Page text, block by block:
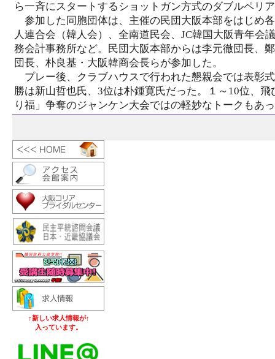
ら一斉にスタートするショットガン方式のダブルペリ
参加した同胞団体は、主催の民団大阪本部をはじめ
人連合会（韓人会）、全南道民会、JC韓国大阪青年会
務会計事務所など。民団大阪本部からは李元徹団長、
団長、朴良基・大阪韓商会長らが参加した。
プレー後、クラブハウスで行われた懇親会では表彰
勝は新山哲也氏、3位は朴鍾寛氏だった。１～10位、
り福」争奪のジャンケン大会ではの軽妙なトークもあ
↑新しい求人情報が↑
入っています。